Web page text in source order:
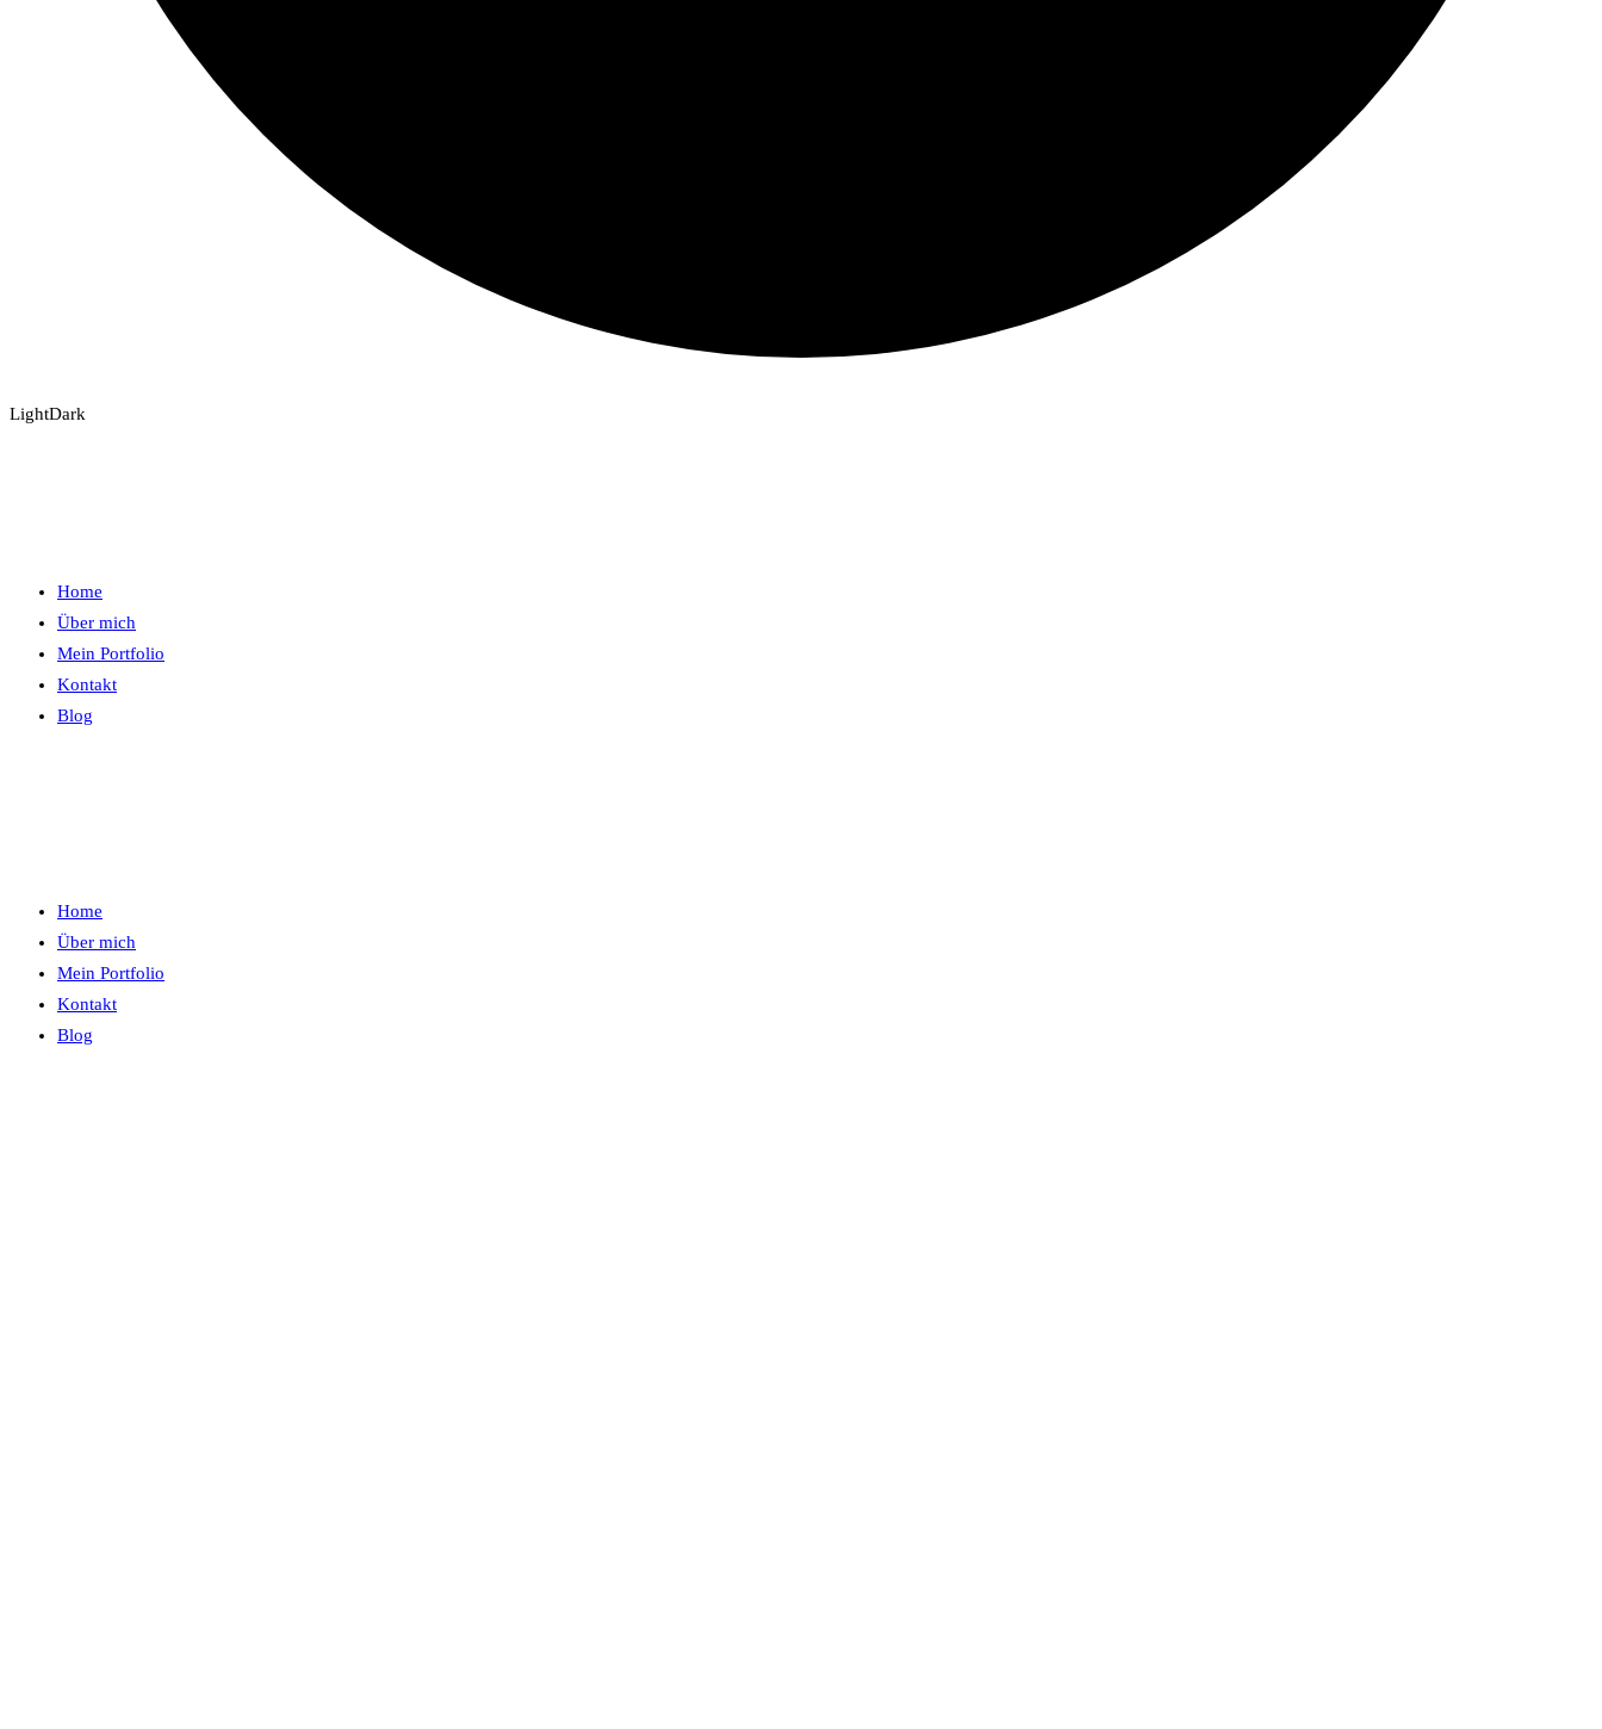
LightDark
Home
Über mich
Mein Portfolio
Kontakt
Blog
Home
Über mich
Mein Portfolio
Kontakt
Blog